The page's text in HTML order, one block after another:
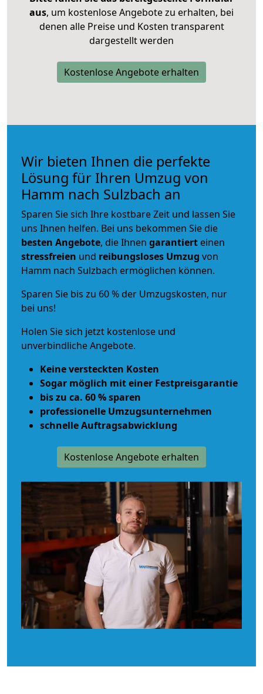
aus, um kostenlose Angebote zu erhalten, bei
denen alle Preise und Kosten transparent
dargestellt werden
Kostenlose Angebote erhalten
Wir bieten Ihnen die perfekte
Lösung für Ihren Umzug von
Hamm nach Sulzbach an
Sparen Sie sich Ihre kostbare Zeit und lassen Sie
uns Ihnen helfen. Bei uns bekommen Sie die
besten Angebote, die Ihnen garantiert einen
stressfreien und reibungsloses Umzug von
Hamm nach Sulzbach ermöglichen können.
Sparen Sie bis zu 60 % der Umzugskosten, nur
bei uns!
Holen Sie sich jetzt kostenlose und
unverbindliche Angebote.
Keine versteckten Kosten
Sogar möglich mit einer Festpreisgarantie
bis zu ca. 60 % sparen
professionelle Umzugsunternehmen
schnelle Auftragsabwicklung
Kostenlose Angebote erhalten